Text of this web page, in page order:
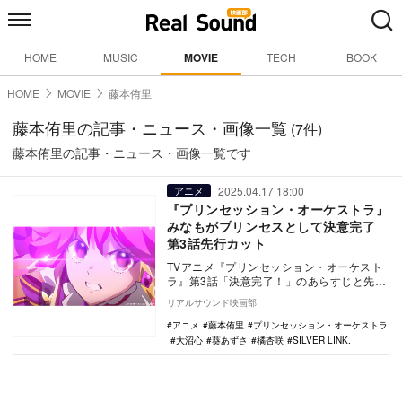
HOME MUSIC MOVIE TECH BOOK
HOME MOVIE 藤本侑里
藤本侑里の記事・ニュース・画像一覧 (7件)
藤本侑里の記事・ニュース・画像一覧です
アニメ 2025.04.17 18:00
『プリンセッション・オーケストラ』
みなもがプリンセスとして決意完了
第3話先行カット
TVアニメ『プリンセッション・オーケスト
ラ』第3話「決意完了！」のあらすじと先行
カットが公開された。 TVerで『プリンセッ
シ…
リアルサウンド映画部
アニメ
藤本侑里
プリンセッション・オーケストラ
大沼心
葵あずさ 橘杏咲 SILVER LINK.